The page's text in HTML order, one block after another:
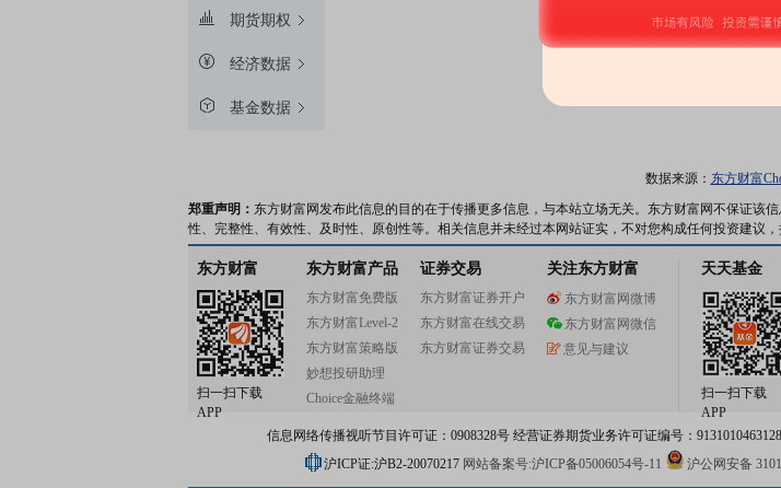
期货期权
经济数据
基金数据
数据来源： 东方财富
郑重声明： 东方财富网发布此信息的目的在于传播更多信息，与本站立场无关。东方财富网不保证该
性、完整性、有效性、及时性、原创性等。相关信息并未经过本网站证实，不对您构成任何投资建议，
东方财富
扫一扫下载
APP
东方财富产品
东方财富免费版
东方财富Level-2
东方财富策略版
妙想投研助理
Choice金融终端
证券交易
东方财富证券开户
东方财富在线交易
东方财富证券交易
关注东方财富
东方财富网微博
东方财富网微信
意见与建议
天天基金
扫一扫下载
APP
信息网络传播视听节目许可证：0908328号 经营证券期货业务许可证编号：
沪ICP证:沪B2-20070217 网站备案号:沪ICP备05006054号-11 沪公网安备